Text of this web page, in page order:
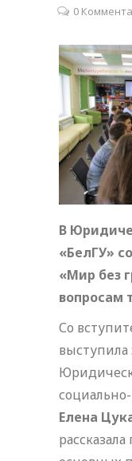
0
В
«БелГУ»
«Мир без
вопросам
Со
выступила
Елена